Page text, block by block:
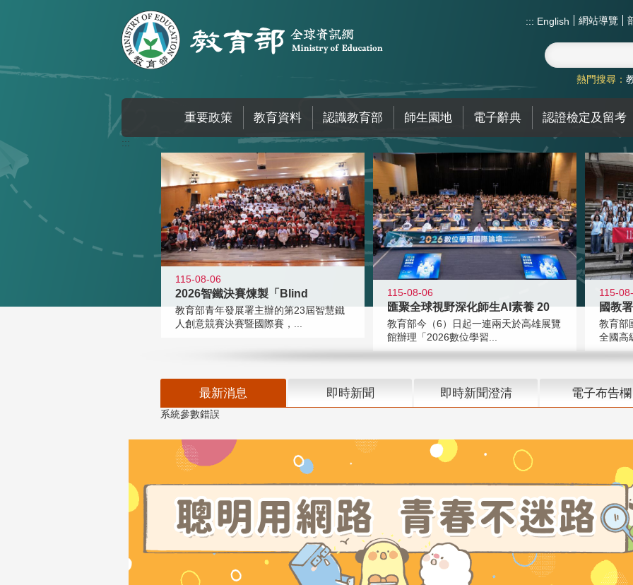
::: English 網站導覽
熱門搜尋：
重要政策 教育資料 認識教育部 師生園地 電子辭典 認證檢定及留考
:::
115-08-06
2026智鐵決賽煉製「Blind
教育部青年發展署主辦的第23屆智慧鐵
人創意競賽決賽暨國際賽，...
115-08-06
匯聚全球視野深化師生AI素養 20
教育部今（6）日起一連兩天於高雄展覽
館辦理「2026數位學習...
115-
教育部
全國高
最新消息 即時新聞 即時新聞澄清 電子布告欄
系統參數錯誤